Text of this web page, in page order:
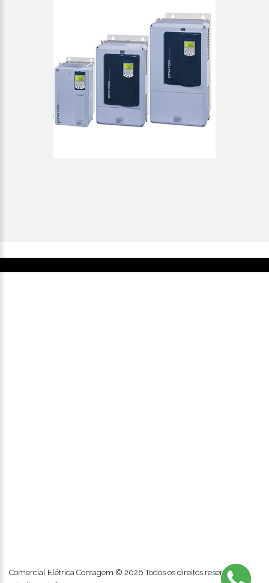
Comercial Elétrica Contagem © 2026 Todos os direitos reservados